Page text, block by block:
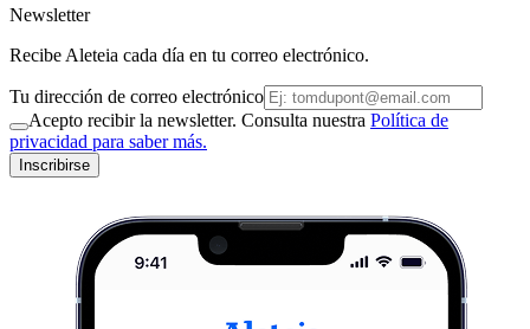
Newsletter
Recibe Aleteia cada día en tu correo electrónico.
Tu dirección de correo electrónico
Acepto recibir la newsletter. Consulta nuestra Política de
privacidad para saber más.
Inscribirse